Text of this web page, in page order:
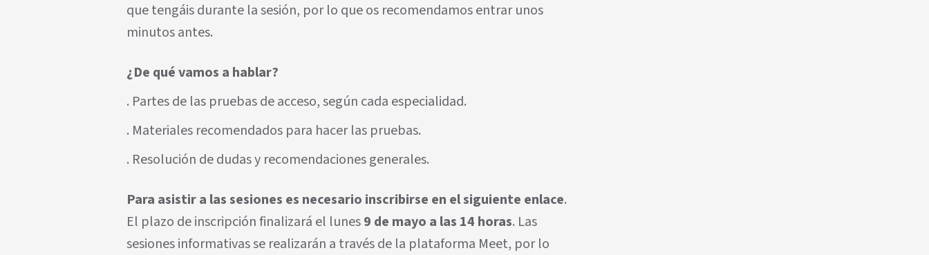
que tengáis durante la sesión, por lo que os recomendamos entrar unos
minutos antes.
¿De qué vamos a hablar?
. Partes de las pruebas de acceso, según cada especialidad.
. Materiales recomendados para hacer las pruebas.
. Resolución de dudas y recomendaciones generales.
Para asistir a las sesiones es necesario inscribirse en el siguiente enlace.
El plazo de inscripción finalizará el lunes9 de mayo a las 14 horas. Las
sesiones informativas se realizarán a través de la plataforma Meet, por lo